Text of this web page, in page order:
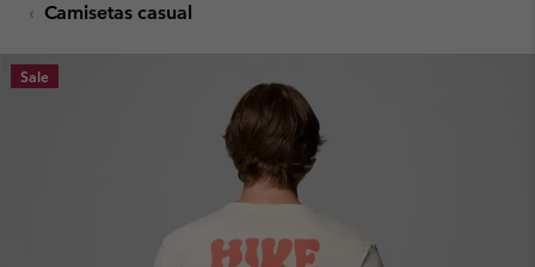
SKIP
MAIN
NAV
Camisetas casual
Sale